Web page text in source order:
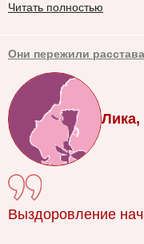
Читать полностью
Они пережили
Лика,
Выздоровление